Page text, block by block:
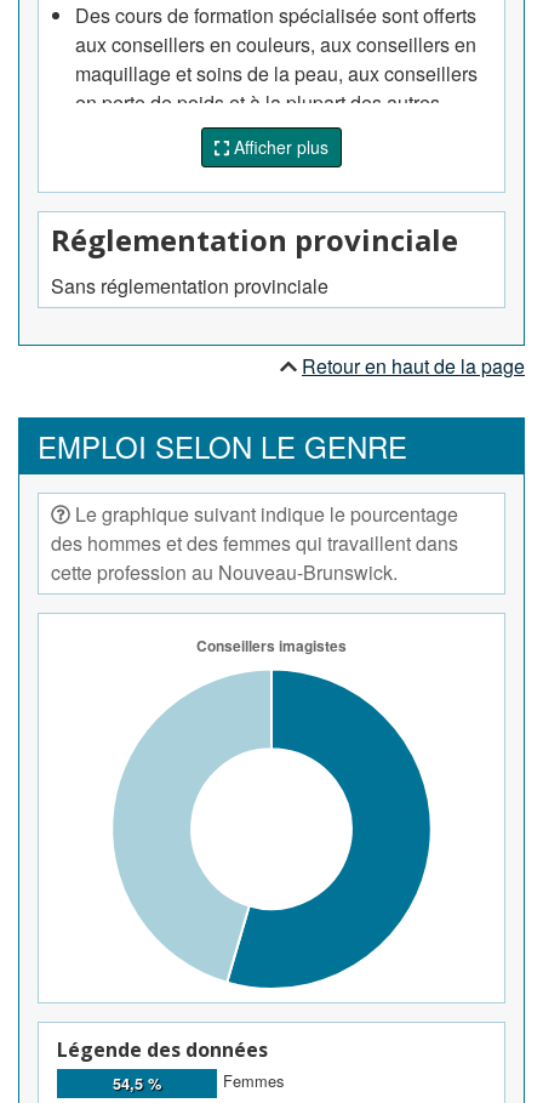
Des cours de formation spécialisée sont offerts
aux conseillers en couleurs, aux conseillers en
maquillage et soins de la peau, aux conseillers
en perte de poids et à la plupart des autres
postes de ce groupe de base.
De l'expertise et de l'expérience dans la mode,
les arts, le métier de mannequin ou dans un
domaine connexe sont habituellement exigées.
Afficher plus
Réglementation provinciale
Sans réglementation provinciale
Retour en haut de la page
EMPLOI SELON LE GENRE
Le graphique suivant indique le pourcentage
des hommes et des femmes qui travaillent dans
cette profession au Nouveau-Brunswick.
Légende des données
54,5 % Femmes